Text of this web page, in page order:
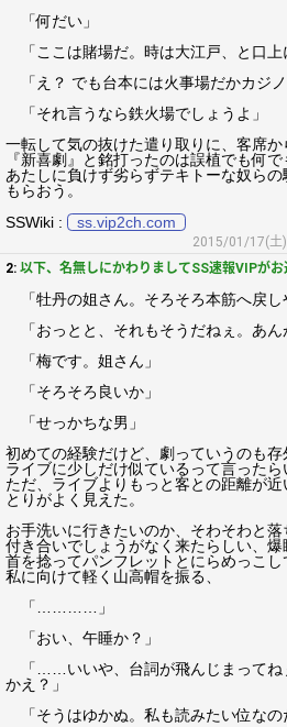
「何だい」
「ここは賭場だ。時は大江戸、と口上
「え？ でも台本には火事場だかカジノ
「それ言うなら鉄火場でしょうよ」
一転して気の抜けた遣り取りに、客席か
『新喜劇』と銘打ったのは誤植でも何
あたしに負けず劣らずテキトーな奴ら
もらおう。
SSWiki :
ss.vip2ch.com
2015/01/17(土
2: 以下、名無しにかわりましてSS速報VIPが
「牡丹の姐さん。そろそろ本筋へ戻し
「おっとと、それもそうだねぇ。あん
「梅です。姐さん」
「そろそろ良いか」
「せっかちな男」
初めての経験だけど、劇っていうのも存
ライブに少しだけ似ているって言ったら
ただ、ライブよりもっと客との距離が
とりがよく見えた。
お手洗いに行きたいのか、そわそわと落
付き合いでしょうがなく来たらしい、爆
首を捻ってパンフレットとにらめっこし
私に向けて軽く山高帽を振る、
「…………」
「おい、午睡か？」
「……いいや、台詞が飛んじまってね
かえ？」
「そうはゆかぬ。私も読みたい位なの